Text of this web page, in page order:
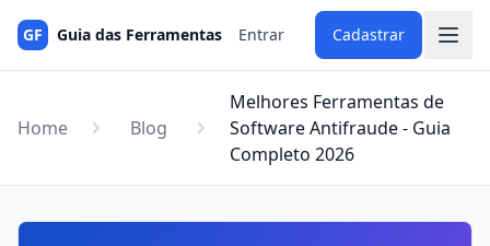
GF Guia das Ferramentas Entrar Cadastrar
Home Blog
Melhores Ferramentas de
Software Antifraude - Guia
Completo 2026